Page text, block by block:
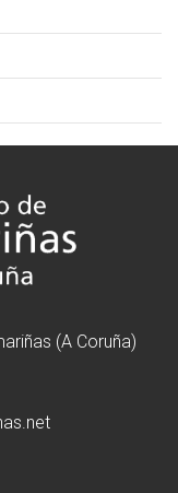
(A Coruña)